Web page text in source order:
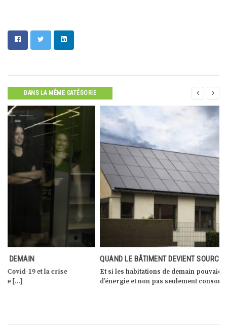
DANS LA MÊME CATÉGORIE
QUAND LE BÂTIMENT DEVIENT SOURCE D’ÉNERGIE
Et si les habitations de demain pouvaient devenir productrices
d’énergie et non pas seulement consommatrices […]
 